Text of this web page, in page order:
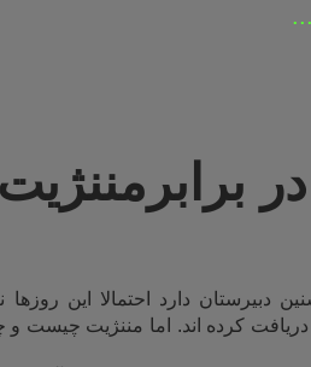
برابرمننژیت
دبیرستان دارد احتمالا این
کرده اند. اما مننژیت چیست